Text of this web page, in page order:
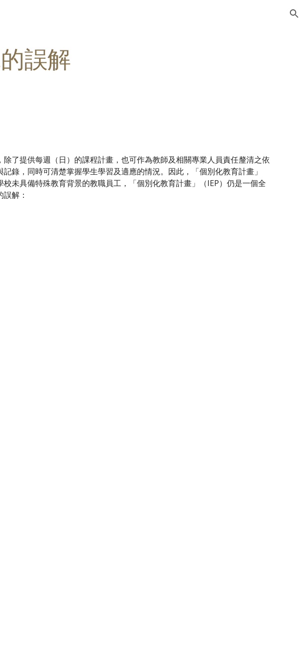
誤解
了提供每週（日）的課程計畫，也可作為教師及相關專業人員責任釐清之依
錄，同時可清楚掌握學生學習及適應的情況。因此，「個別化教育計畫」
未具備特殊教育背景的教職員工，「個別化教育計畫」（IEP）仍是一個全
解：